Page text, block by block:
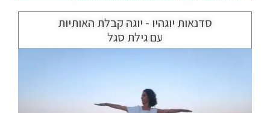
סדנאות יוגהיו - יוגה קבלת האותיות
עם גילת סגל